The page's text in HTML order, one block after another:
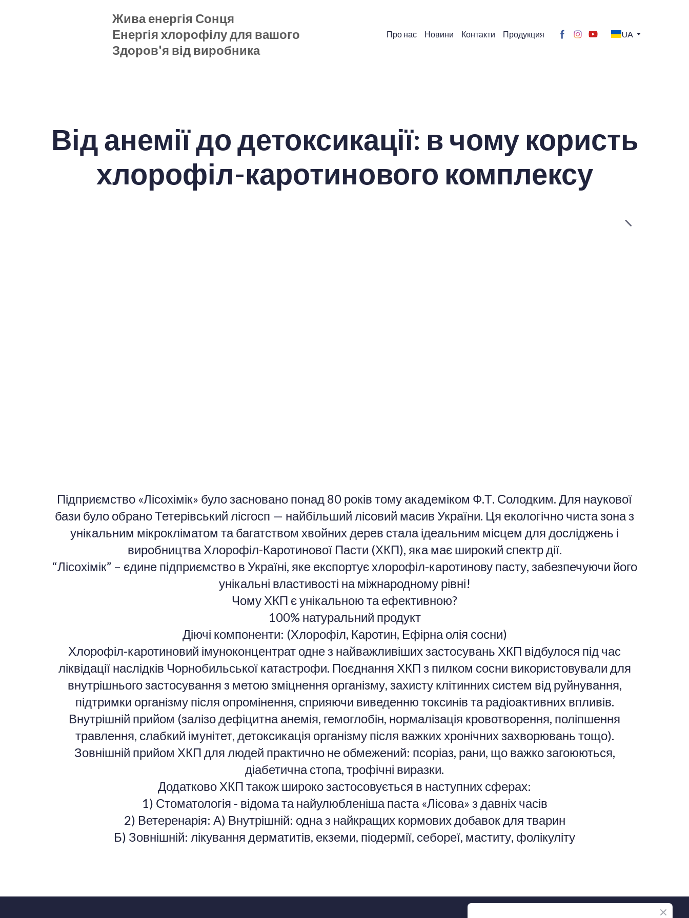
Жива енергія Сонця
Енергія хлорофілу для вашого
Здоров'я від виробника
Про нас Новини Контакти Продукция UA
Від анемії до детоксикації: в чому користь
хлорофіл-каротинового комплексу
Підприємство «Лісохімік» було засновано понад 80 років тому академіком Ф.Т. Солодким. Для наукової
бази було обрано Тетерівський лісгосп — найбільший лісовий масив України. Ця екологічно чиста зона з
унікальним мікрокліматом та багатством хвойних дерев стала ідеальним місцем для досліджень і
виробництва Хлорофіл-Каротинової Пасти (ХКП), яка має широкий спектр дії.
“Лісохімік” – єдине підприємство в Україні, яке експортує хлорофіл-каротинову пасту, забезпечуючи його
унікальні властивості на міжнародному рівні!
Чому ХКП є унікальною та ефективною?
100% натуральний продукт
Діючі компоненти: (Хлорофіл, Каротин, Ефірна олія сосни)
Хлорофіл-каротиновий імуноконцентрат одне з найважливіших застосувань ХКП відбулося під час
ліквідації наслідків Чорнобильської катастрофи. Поєднання ХКП з пилком сосни використовували для
внутрішнього застосування з метою зміцнення організму, захисту клітинних систем від руйнування,
підтримки організму після опромінення, сприяючи виведенню токсинів та радіоактивних впливів.
Внутрішній прийом (залізо дефіцитна анемія, гемоглобін, нормалізація кровотворення, поліпшення
травлення, слабкий імунітет, детоксикація організму після важких хронічних захворювань тощо).
Зовнішній прийом ХКП для людей практично не обмежений: псоріаз, рани, що важко загоюються,
діабетична стопа, трофічні виразки.
Додатково ХКП також широко застосовується в наступних сферах:
1) Стоматологія - відома та найулюбленіша паста «Лісова» з давніх часів
2) Ветеренарія: А) Внутрішній: одна з найкращих кормових добавок для тварин
Б) Зовнішній: лікування дерматитів, екземи, піодермії, себореї, маститу, фолікуліту